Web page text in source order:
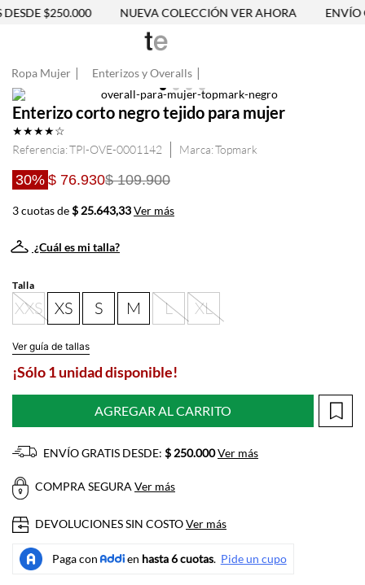
$250.000 NUEVA COLECCIÓN VER AHORA ENVÍO
Ropa Mujer Enterizos y Overalls
Enterizo corto negro tejido para mujer
★★★★☆
Referencia:TPI-OVE-0001142 Topmark
30% $ 76.930$ 109.900
3 cuotas de$ 25.643,33Ver más
¿Cuál es mi talla?
Talla
XXS XS S M L XL
Ver guía de tallas
¡Sólo 1 unidad disponible!
AGREGAR AL CARRITO
ENVÍO GRATIS DESDE: $ 250.000Ver más
COMPRA SEGURAVer más
DEVOLUCIONES SIN COSTOVer más